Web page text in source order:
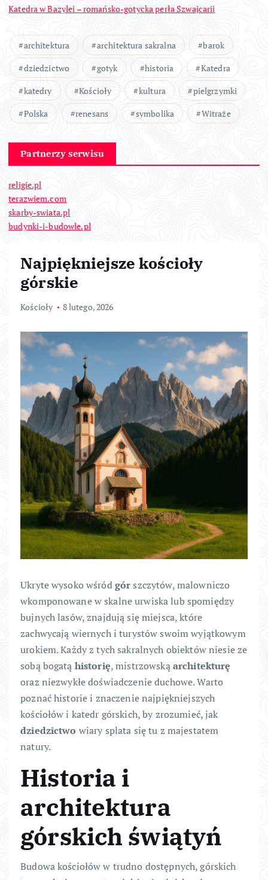
Katedra w Bazylei – romańsko-gotycka perła Szwajcarii
architektura architektura sakralna
barok
dziedzictwo
gotyk historia
Katedra
katedry
Kościoły kultura
pielgrzymki
Polska
renesans symbolika Witraże
Partnerzy serwisu
religie.pl
terazwiem.com
skarby-swiata.pl
budynki-i-budowle.pl
Najpiękniejsze kościoły
górskie
Kościoły 8 lutego, 2026
Ukryte wysoko wśródgórszczytów, malowniczo
wkomponowane w skalne urwiska lub spomiędzy
bujnych lasów, znajdują się miejsca, które
zachwycają wiernych i turystów swoim wyjątkowym
urokiem. Każdy z tych sakralnych obiektów niesie ze
sobą bogatą historię, mistrzowskąarchitekturę
oraz niezwykłe doświadczenie duchowe. Warto
poznać historie i znaczenie najpiękniejszych
kościołów i katedr górskich, by zrozumieć, jak
dziedzictwo wiary splata się tu z majestatem
natury.
Historia i
architektura
górskich świątyń
Budowa kościołów w trudno dostępnych, górskich